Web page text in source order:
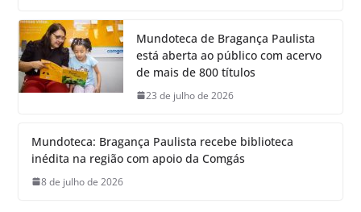
Mundoteca de Bragança Paulista
está aberta ao público com acervo
de mais de 800 títulos
23 de julho de 2026
Mundoteca: Bragança Paulista recebe biblioteca
inédita na região com apoio da Comgás
8 de julho de 2026